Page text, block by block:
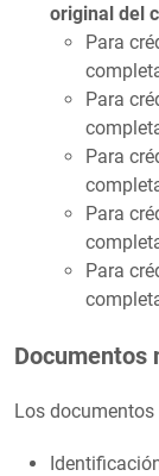
original del
Para
Para
Para
Para
Para
Documentos
Los